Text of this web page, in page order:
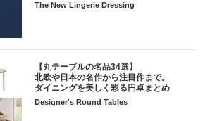
The New Lingerie Dressing
【丸テーブルの名品34選】
北欧や日本の名作から注目作まで。
ダイニングを美しく彩る円卓まとめ
Designer's Round Tables